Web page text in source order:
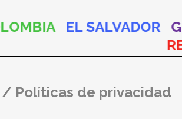
EL SALVADOR
/ Políticas de privacidad